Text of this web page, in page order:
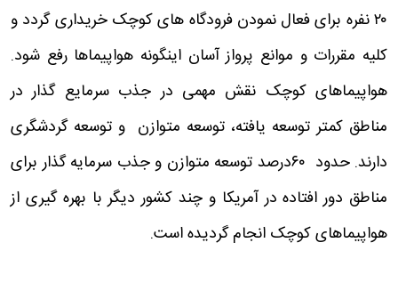
۲۰ نفره برای فعال نمودن فرودگاه های کوچک خریداری گردد و
کلیه مقررات و موانع پرواز آسان اینگونه هواپیماها رفع شود.
هواپیماهای کوچک نقش مهمی در جذب سرمایع گذار در
مناطق کمتر توسعه یافته، توسعه متوازن و توسعه گردشگری
دارند. حدود ۶۰درصد توسعه متوازن و جذب سرمایه گذار برای
مناطق دور افتاده در آمریکا و چند کشور دیگر با بهره گیری از
هواپیماهای کوچک انجام گردیده است.